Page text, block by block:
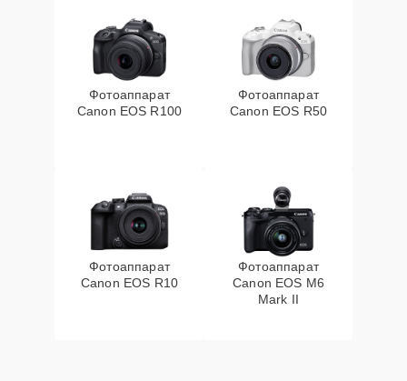
Фотоаппарат
Canon EOS R100
Фотоаппарат
Canon EOS R50
Фотоаппарат
Canon EOS R10
Фотоаппарат
Canon EOS M6
Mark II